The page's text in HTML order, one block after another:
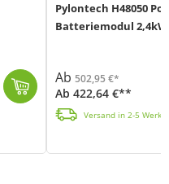
Pylontech H48050
Batteriemodul
Ab 502,95 €*
Ab 422,64 €**
Versand in 2-5